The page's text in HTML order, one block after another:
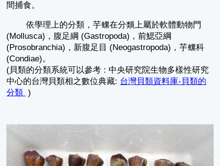
間捕食。
依學理上的分類，芋螺在分類上屬於軟體動物門
(Mollusca)，腹足綱 (Gastropoda)，前鰓亞綱
(Prosobranchia)，新腹足目 (Neogastropoda)，芋螺科
(Condiae)。
(貝類的分類系統可以參考 : 中央研究院生物多樣性研究
中心的台灣貝類相之數位典藏: 台灣貝類資料庫-貝類的
分類 )